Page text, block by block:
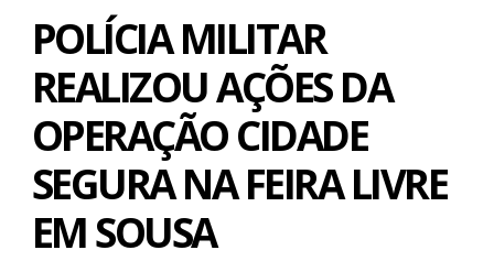
POLÍCIA MILITAR
REALIZOU AÇÕES DA
OPERAÇÃO CIDADE
SEGURA NA FEIRA LIVRE
EM SOUSA